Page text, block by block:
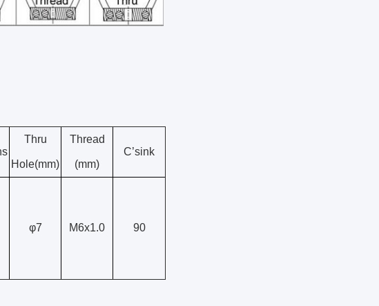
Thru
Hole(mm)
Thread
(mm)
C’sink
φ7 M6x1.0 90